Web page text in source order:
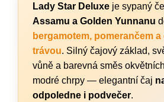
Lady Star Deluxe je sypaný
Assamu a Golden Yunnanu
bergamotem, pomerančem
trávou. Silný čajový základ,
vůně a barevná směs
modré chrpy — elegantní čaj
odpoledne i podvečer.